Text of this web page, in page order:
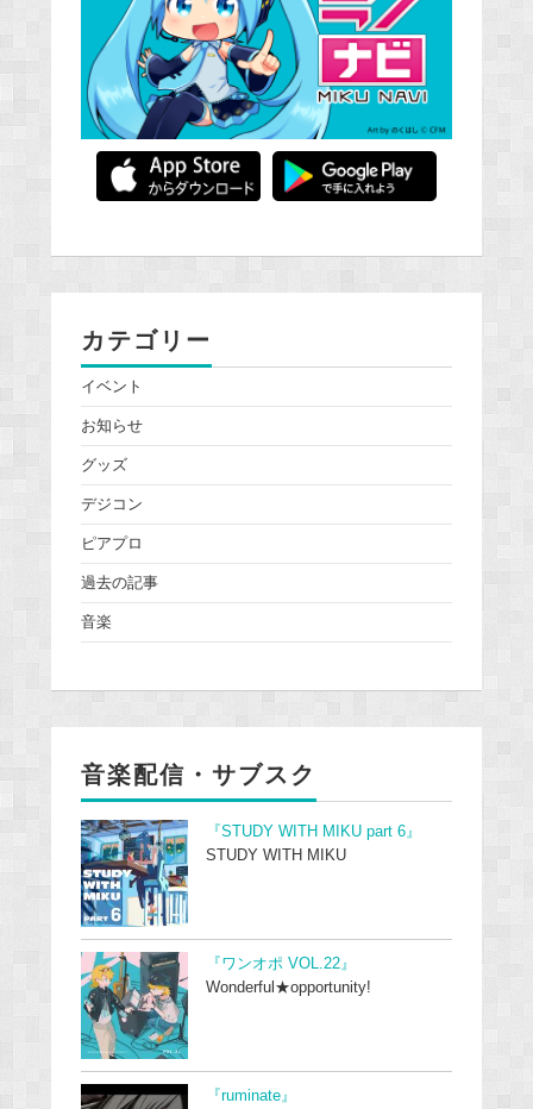
カテゴリー
イベント
お知らせ
グッズ
デジコン
ピアプロ
過去の記事
音楽
音楽配信・サブスク
『STUDY WITH MIKU part 6』
STUDY WITH MIKU
『ワンオポ VOL.22』
Wonderful★opportunity!
『ruminate』